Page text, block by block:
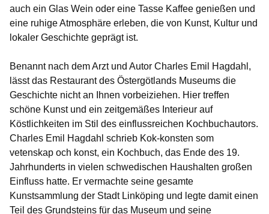
auch ein Glas Wein oder eine Tasse Kaffee genießen und
eine ruhige Atmosphäre erleben, die von Kunst, Kultur und
lokaler Geschichte geprägt ist.
Benannt nach dem Arzt und Autor Charles Emil Hagdahl,
lässt das Restaurant des Östergötlands Museums die
Geschichte nicht an Ihnen vorbeiziehen. Hier treffen
schöne Kunst und ein zeitgemäßes Interieur auf
Köstlichkeiten im Stil des einflussreichen Kochbuchautors.
Charles Emil Hagdahl schrieb Kok-konsten som
vetenskap och konst, ein Kochbuch, das Ende des 19.
Jahrhunderts in vielen schwedischen Haushalten großen
Einfluss hatte. Er vermachte seine gesamte
Kunstsammlung der Stadt Linköping und legte damit einen
Teil des Grundsteins für das Museum und seine